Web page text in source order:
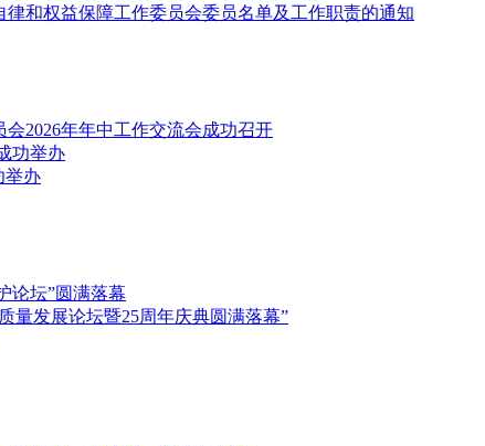
和权益保障工作委员会委员名单及工作职责的通知
2026年年中工作交流会成功召开
功举办
举办
论坛”圆满落幕
量发展论坛暨25周年庆典圆满落幕”